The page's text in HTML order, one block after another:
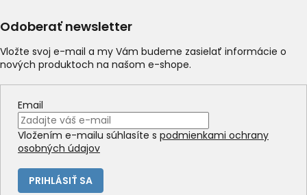
Odoberať newsletter
Vložte svoj e-mail a my Vám budeme zasielať informácie o
nových produktoch na našom e-shope.
Email
Vložením e-mailu súhlasíte s podmienkami ochrany
osobných údajov
PRIHLÁSIŤ SA